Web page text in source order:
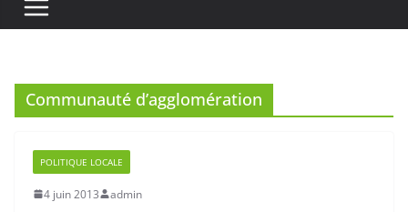
Communauté d’agglomération
POLITIQUE LOCALE
4 juin 2013 admin